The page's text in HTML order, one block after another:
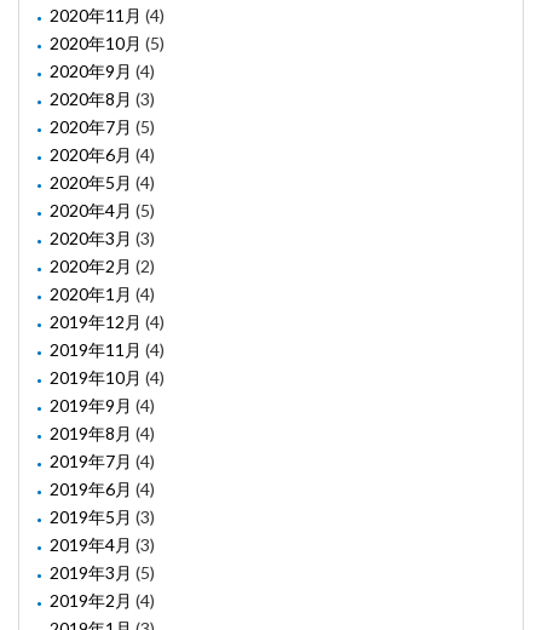
2020年11月 (4)
2020年10月 (5)
2020年9月 (4)
2020年8月 (3)
2020年7月 (5)
2020年6月 (4)
2020年5月 (4)
2020年4月 (5)
2020年3月 (3)
2020年2月 (2)
2020年1月 (4)
2019年12月 (4)
2019年11月 (4)
2019年10月 (4)
2019年9月 (4)
2019年8月 (4)
2019年7月 (4)
2019年6月 (4)
2019年5月 (3)
2019年4月 (3)
2019年3月 (5)
2019年2月 (4)